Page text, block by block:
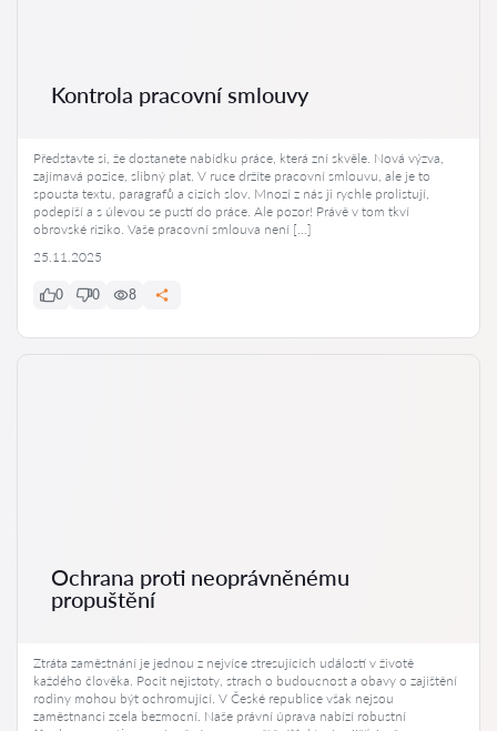
Kontrola pracovní smlouvy
Představte si, že dostanete nabídku práce, která zní skvěle. Nová výzva,
zajímavá pozice, slibný plat. V ruce držíte pracovní smlouvu, ale je to
spousta textu, paragrafů a cizích slov. Mnozí z nás ji rychle prolistují,
podepíší a s úlevou se pustí do práce. Ale pozor! Právě v tom tkví
obrovské riziko. Vaše pracovní smlouva není […]
25.11.2025
0 0 8
Ochrana proti neoprávněnému
propuštění
Ztráta zaměstnání je jednou z nejvíce stresujících událostí v životě
každého člověka. Pocit nejistoty, strach o budoucnost a obavy o zajištění
rodiny mohou být ochromující. V České republice však nejsou
zaměstnanci zcela bezmocní. Naše právní úprava nabízí robustní